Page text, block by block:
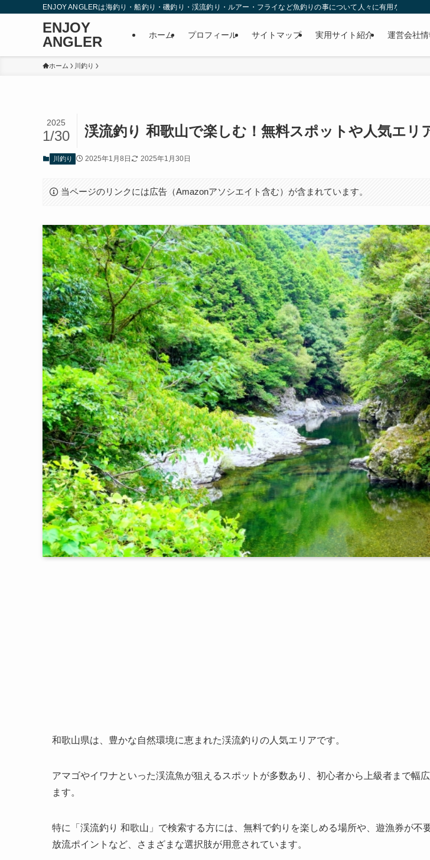
ENJOY ANGLERは海釣り・船釣り・磯釣り・渓流釣り・ルアー・フライなど魚釣りの事について人々に有用な気付き
ENJOY
ANGLER
ホーム プロフィール サイトマップ 実用サイト紹介 運営会社
ホーム 川釣り
渓流釣り 和歌山で楽しむ！無料スポットや人気エリ
2025
1/30
川釣り 2025年1月8日 2025年1月30日
当ページのリンクには広告（Amazonアソシエイト含む）が含まれています。
和歌山県は、豊かな自然環境に恵まれた渓流釣りの人気エリアです。
アマゴやイワナといった渓流魚が狙えるスポットが多数あり、初心者から上級者まで幅
ます。
特に「渓流釣り 和歌山」で検索する方には、無料で釣りを楽しめる場所や、遊漁券が不
放流ポイントなど、さまざまな選択肢が用意されています。